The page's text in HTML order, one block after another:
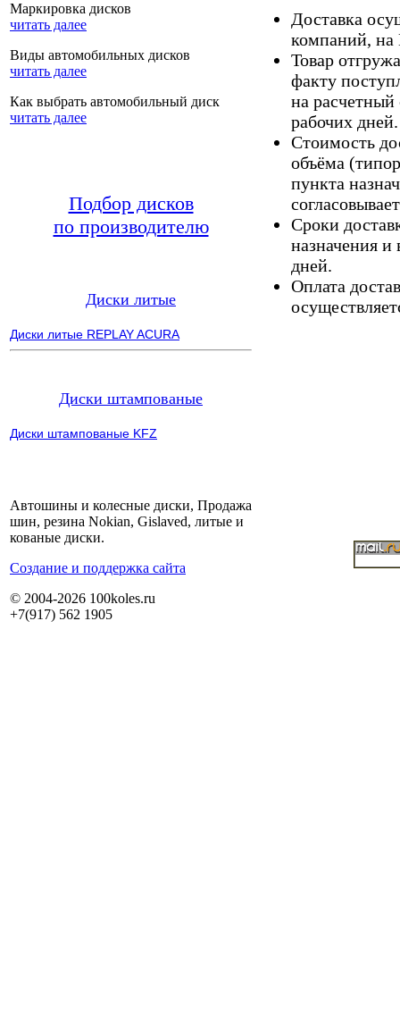
Маркировка дисков
читать далее
Виды автомобильных дисков
читать далее
Как выбрать автомобильный диск
читать далее
Подбор дисков
по производителю
Диски литые
Диски литые REPLAY ACURA
Диски штампованые
Диски штампованые KFZ
Доставка
компаний,
Товар
факту
на расчетный
рабочих дней.
Стоимость
объёма
пункта
Сроки
назначения и
дней.
Оплата
Автошины и колесные диски, Продажа
шин, резина Nokian, Gislaved, литые и
кованые диски.
Cоздание и поддержка сайта
© 2004-2026 100koles.ru
+7(917) 562 1905